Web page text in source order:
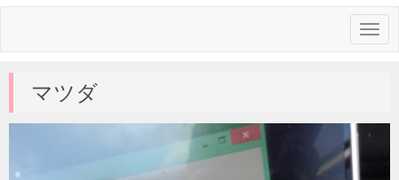
N
a
マツダ